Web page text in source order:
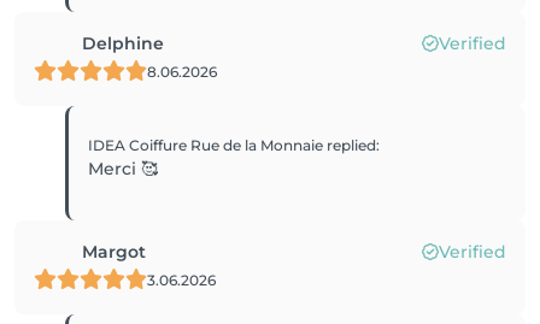
Delphine Verified
8.06.2026
IDEA Coiffure Rue de la Monnaie replied:
Merci 🥰
Margot Verified
3.06.2026